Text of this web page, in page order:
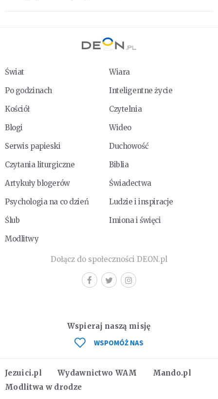
Świat
Wiara
Po godzinach
Inteligentne życie
Kościół
Czytelnia
Blogi
Wideo
Serwis papieski
Duchowość
Czytania liturgiczne
Biblia
Artykuły blogerów
Świadectwa
Psychologia na co dzień
Ludzie i inspiracje
Ślub
Imiona i święci
Modlitwy
Dołącz do społeczności DEON.pl
Jezuici.pl Wydawnictwo WAM
Mando.pl
Modlitwa w drodze
Wspieraj naszą misję
WSPOMÓŻ NAS